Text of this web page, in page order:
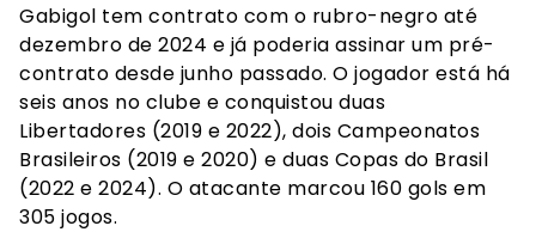
Gabigol tem contrato com o rubro-negro até
dezembro de 2024 e já poderia assinar um pré-
contrato desde junho passado. O jogador está há
seis anos no clube e conquistou duas
Libertadores (2019 e 2022), dois Campeonatos
Brasileiros (2019 e 2020) e duas Copas do Brasil
(2022 e 2024). O atacante marcou 160 gols em
305 jogos.